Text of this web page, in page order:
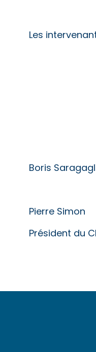
Les
Boris
Pierre Simon
Président du